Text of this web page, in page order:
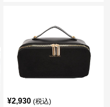
¥2,930 (税込)